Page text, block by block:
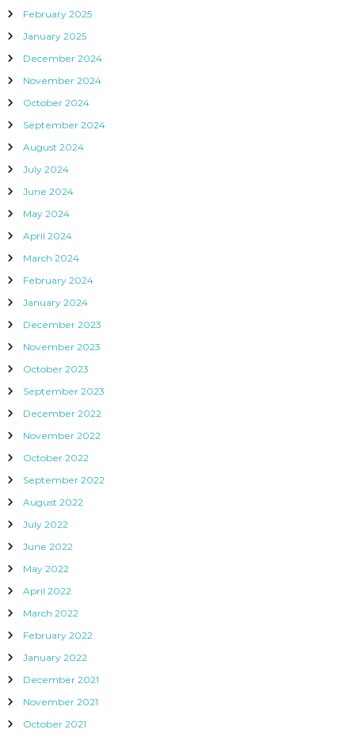
February 2025
January 2025
December 2024
November 2024
October 2024
September 2024
August 2024
July 2024
June 2024
May 2024
April 2024
March 2024
February 2024
January 2024
December 2023
November 2023
October 2023
September 2023
December 2022
November 2022
October 2022
September 2022
August 2022
July 2022
June 2022
May 2022
April 2022
March 2022
February 2022
January 2022
December 2021
November 2021
October 2021